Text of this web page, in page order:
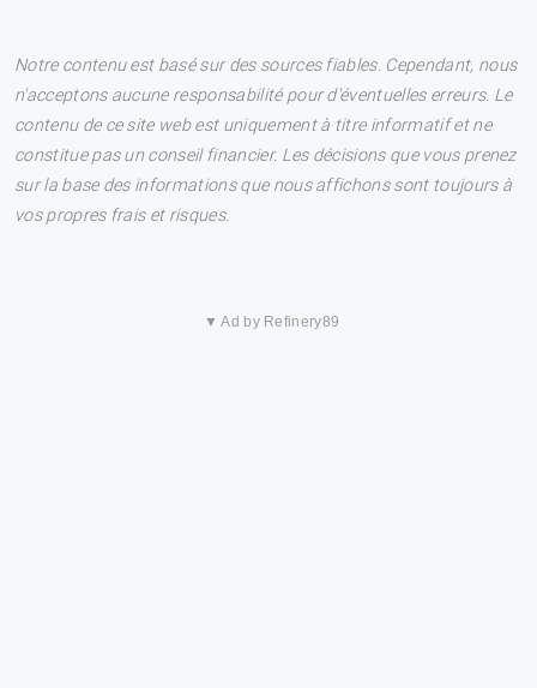
Notre contenu est basé sur des sources fiables. Cependant, nous
n'acceptons aucune responsabilité pour d'éventuelles erreurs. Le
contenu de ce site web est uniquement à titre informatif et ne
constitue pas un conseil financier. Les décisions que vous prenez
sur la base des informations que nous affichons sont toujours à
vos propres frais et risques.
▼ Ad by Refinery89